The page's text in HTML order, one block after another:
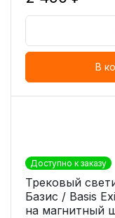
В
Доступно к заказу
Трековый
Базис / Basis
на магнитный